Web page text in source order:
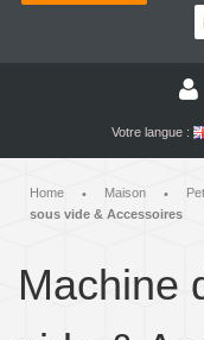
Votre langue :
Home • Maison •
sous vide & Accessoires
Machine